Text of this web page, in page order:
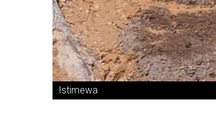
Istimewa